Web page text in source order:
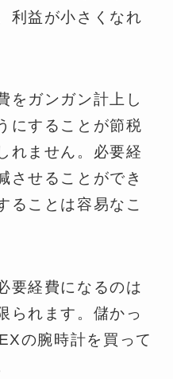
利益が小さくなれ
をガンガン計上し
にすることが節税
れません。必要経
させることができ
ることは容易なこ
要経費になるのは
られます。儲かっ
の腕時計を買って